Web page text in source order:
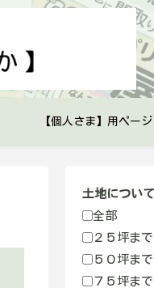
【個人さま】用ページ
土地について
全部
２５坪まで
５０坪まで
７５坪まで